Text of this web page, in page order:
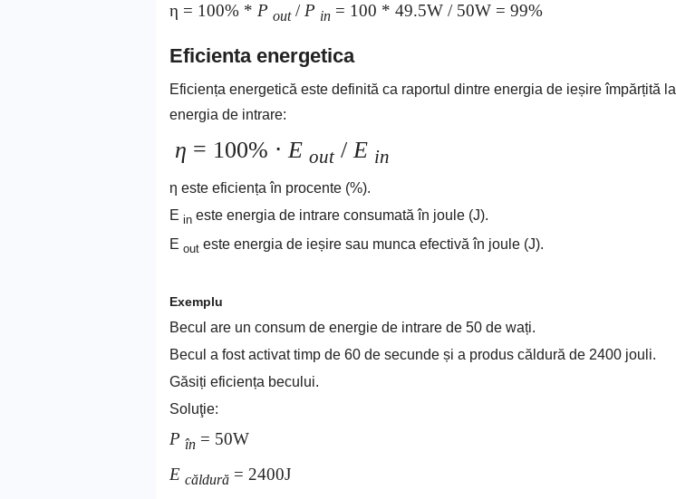
η = 100% * P out/ P in = 100 * 49.5W / 50W = 99%
Eficienta energetica
Eficiența energetică este definită ca raportul dintre energia de ieșire împărțită la
energia de intrare:
η = 100% ⋅E out/E in
η este eficiența în procente (%).
E in este energia de intrare consumată în joule (J).
E out este energia de ieșire sau munca efectivă în joule (J).
Exemplu
Becul are un consum de energie de intrare de 50 de wați.
Becul a fost activat timp de 60 de secunde și a produs căldură de 2400 jouli.
Găsiți eficiența becului.
Soluţie:
P în = 50W
E căldură = 2400J